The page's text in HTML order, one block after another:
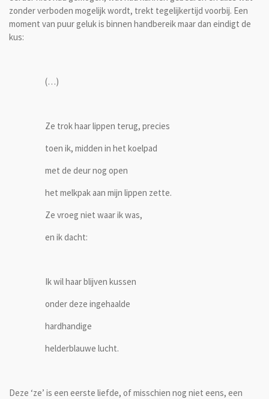
zonder verboden mogelijk wordt, trekt tegelijkertijd voorbij. Een
moment van puur geluk is binnen handbereik maar dan eindigt de
kus:
(…)
Ze trok haar lippen terug, precies
toen ik, midden in het koelpad
met de deur nog open
het melkpak aan mijn lippen zette.
Ze vroeg niet waar ik was,
en ik dacht:
Ik wil haar blijven kussen
onder deze ingehaalde
hardhandige
helderblauwe lucht.
Deze ‘ze’ is een eerste liefde, of misschien nog niet eens, een